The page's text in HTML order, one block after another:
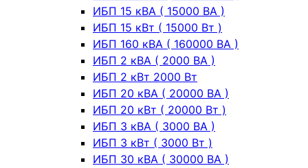
ИБП 15 кВА ( 15000 ВА )
ИБП 15 кВт ( 15000 Вт )
ИБП 160 кВА ( 160000 ВА )
ИБП 2 кВА ( 2000 ВА )
ИБП 2 кВт 2000 Вт
ИБП 20 кВА ( 20000 ВА )
ИБП 20 кВт ( 20000 Вт )
ИБП 3 кВА ( 3000 ВА )
ИБП 3 кВт ( 3000 Вт )
ИБП 30 кВА ( 30000 ВА )